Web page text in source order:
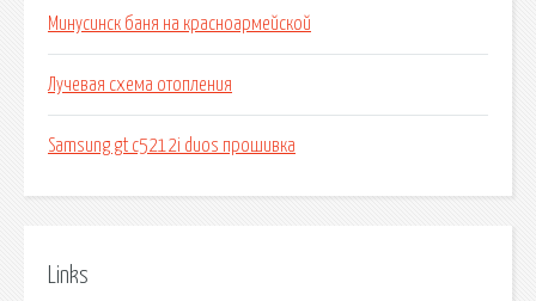
Минусинск баня на красноармейской
Лучевая схема отопления
Samsung gt c5212i duos прошивка
Links